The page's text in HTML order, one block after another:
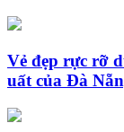
Vẻ đẹp rực rỡ
uất của Đà